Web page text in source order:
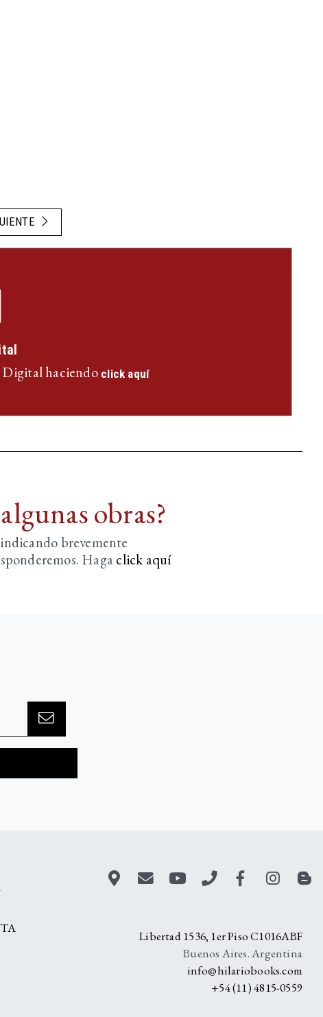
haciendo click aquí
obras?
brevemente
Hagaclick aquí­
Libertad 1536, 1er Piso C1016ABF
Buenos Aires. Argentina
info@hilariobooks.com
+54 (11) 4815-0559